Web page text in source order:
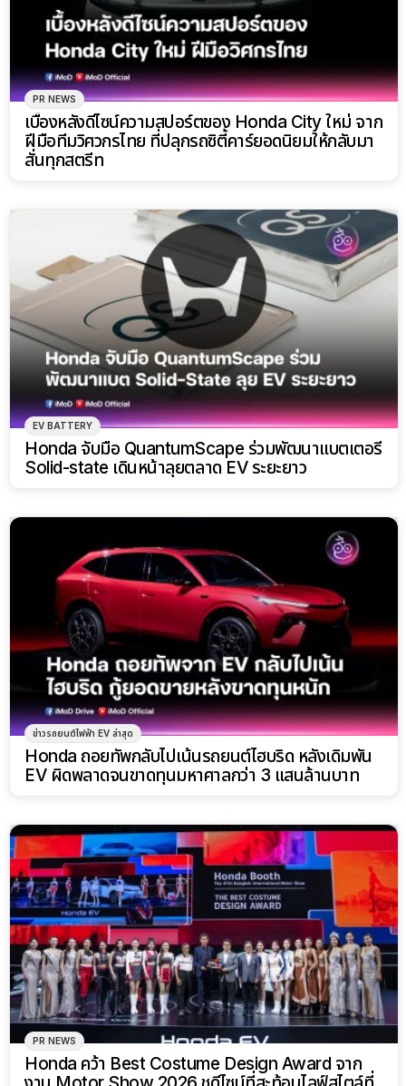
PR NEWS
เบื้องหลังดีไซน์ความสปอร์ตของ Honda City ใหม่ จาก
ฝีมือทีมวิศวกรไทย ที่ปลุกรถซิตี้คาร์ยอดนิยมให้กลับมา
สั่นทุกสตรีท
EV BATTERY
Honda จับมือ QuantumScape ร่วมพัฒนาแบตเตอรี่
Solid-state เดินหน้าลุยตลาด EV ระยะยาว
ข่าวรถยนต์ไฟฟ้า EV ล่าสุด
Honda ถอยทัพกลับไปเน้นรถยนต์ไฮบริด หลังเดิมพัน
EV ผิดพลาดจนขาดทุนมหาศาลกว่า 3 แสนล้านบาท
PR NEWS
Honda คว้า Best Costume Design Award จาก